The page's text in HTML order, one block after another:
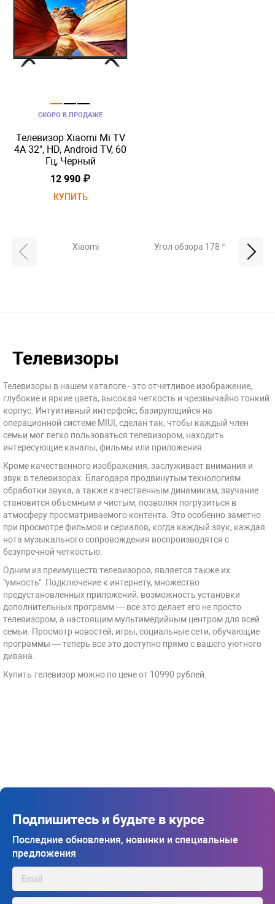
СКОРО В ПРОДАЖЕ
Телевизор Xiaomi Mi TV
4A 32", HD, Android TV, 60
Гц, Черный
12 990 ₽
КУПИТЬ
Xiaomi Угол обзора 178 °
Телевизоры
Телевизоры в нашем каталоге - это отчетливое изображение,
глубокие и яркие цвета, высокая четкость и чрезвычайно тонкий
корпус. Интуитивный интерфейс, базирующийся на
операционной системе MIUI, сделан так, чтобы каждый член
семьи мог легко пользоваться телевизором, находить
интересующие каналы, фильмы или приложения.
Кроме качественного изображения, заслуживает внимания и
звук в телевизорах. Благодаря продвинутым технологиям
обработки звука, а также качественным динамикам, звучание
становится объемным и чистым, позволяя погрузиться в
атмосферу просматриваемого контента. Это особенно заметно
при просмотре фильмов и сериалов, когда каждый звук, каждая
нота музыкального сопровождения воспроизводятся с
безупречной четкостью.
Одним из преимуществ телевизоров, является также их
"умность". Подключение к интернету, множество
предустановленных приложений, возможность установки
дополнительных программ — все это делает его не просто
телевизором, а настоящим мультимедийным центром для всей
семьи. Просмотр новостей, игры, социальные сети, обучающие
программы — теперь все это доступно прямо с вашего уютного
дивана.
Купить телевизор можно по цене от 10990 рублей.
Подпишитесь и будьте в курсе
Последние обновления, новинки и специальные
предложения